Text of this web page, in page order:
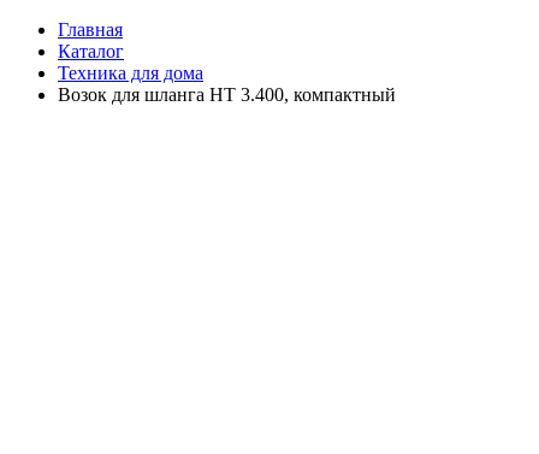
Главная
Каталог
Техника для дома
Возок для шланга HT 3.400, компактный